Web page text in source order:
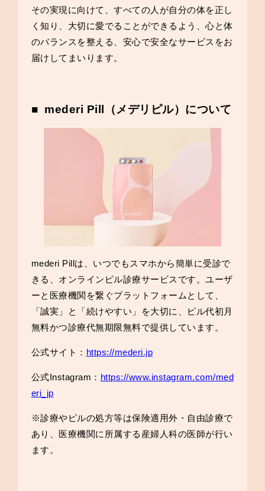
その実現に向けて、すべての人が自分の体を正し
く知り、大切に愛でることができるよう、心と体
のバランスを整える、安心で安全なサービスをお
届けしてまいります。
■ mederi Pill（メデリピル）について
mederi Pillは、いつでもスマホから簡単に受診で
きる、オンラインピル診療サービスです。ユーザ
ーと医療機関を繋ぐプラットフォームとして、
「誠実」と「続けやすい」を大切に、ピル代初月
無料かつ診療代無期限無料で提供しています。
公式サイト： https://mederi.jp
公式Instagram： https://www.instagram.com/med
eri_jp
※診療やピルの処方等は保険適用外・自由診療で
あり、医療機関に所属する産婦人科の医師が行い
ます。